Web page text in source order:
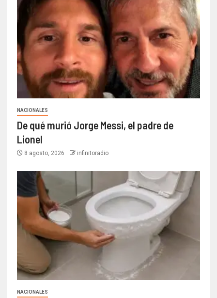
NACIONALES
De qué murió Jorge Messi, el padre de
Lionel
8 agosto, 2026 infinitoradio
NACIONALES